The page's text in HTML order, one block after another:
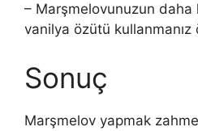
– Marşmelovunuzun daha
vanilya özütü kullanmanız
Sonuç
Marşmelov yapmak